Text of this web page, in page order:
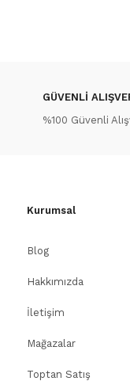
GÜVENLİ
%100 Güvenli
Kurumsal
Blog
Hakkımızda
İletişim
Mağazalar
Toptan Satış